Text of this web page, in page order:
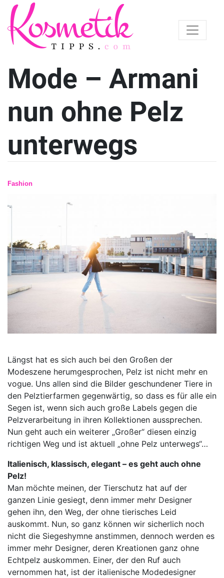
Mode – Armani
nun ohne Pelz
unterwegs
Fashion
Längst hat es sich auch bei den Großen der
Modeszene herumgesprochen, Pelz ist nicht mehr en
vogue. Uns allen sind die Bilder geschundener Tiere in
den Pelztierfarmen gegenwärtig, so dass es für alle ein
Segen ist, wenn sich auch große Labels gegen die
Pelzverarbeitung in ihren Kollektionen aussprechen.
Nun geht auch ein weiterer „Großer“ diesen einzig
richtigen Weg und ist aktuell „ohne Pelz unterwegs“…
Italienisch, klassisch, elegant – es geht auch ohne
Pelz!
Man möchte meinen, der Tierschutz hat auf der
ganzen Linie gesiegt, denn immer mehr Designer
gehen ihn, den Weg, der ohne tierisches Leid
auskommt. Nun, so ganz können wir sicherlich noch
nicht die Siegeshymne anstimmen, dennoch werden es
immer mehr Designer, deren Kreationen ganz ohne
Echtpelz auskommen. Einer, der den Ruf auch
vernommen hat, ist der italienische Modedesigner